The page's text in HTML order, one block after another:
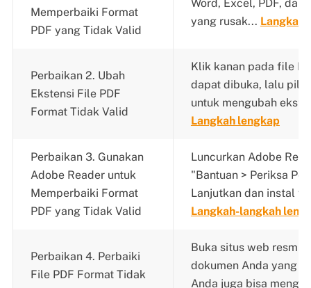
Memperbaiki Format
PDF yang Tidak Valid
Word, Excel, PDF, dan
yang rusak... Langkah
Perbaikan 2. Ubah
Ekstensi File PDF
Format Tidak Valid
Klik kanan pada file
dapat dibuka, lalu pilih
untuk mengubah
Langkah lengkap
Perbaikan 3. Gunakan
Adobe Reader untuk
Memperbaiki Format
PDF yang Tidak Valid
Luncurkan Adobe
"Bantuan > Periksa
Lanjutkan dan instal
Langkah-langkah
Perbaikan 4. Perbaiki
File PDF Format Tidak
Buka situs web resmi
dokumen Anda yang
Anda juga bisa